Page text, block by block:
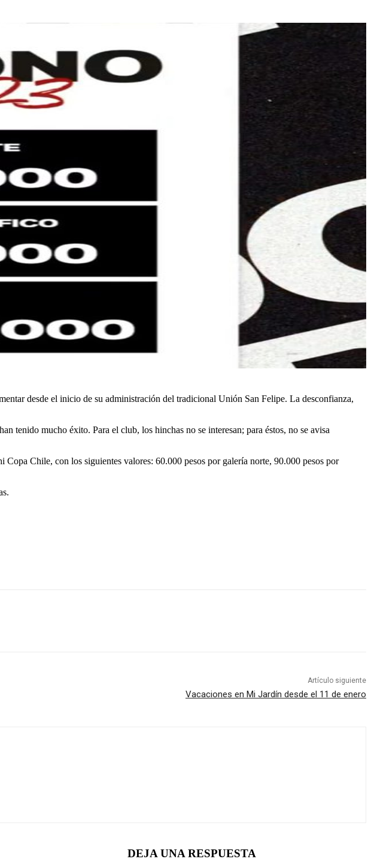
desde el inicio de su administración del tradicional Unión San Felipe. La desconfianza,
tenido mucho éxito. Para el club, los hinchas no se interesan; para éstos, no se avisa
Chile, con los siguientes valores: 60.000 pesos por galería norte, 90.000 pesos por
Artículo siguiente
Vacaciones en Mi Jardín desde el 11 de enero
DEJA UNA RESPUESTA